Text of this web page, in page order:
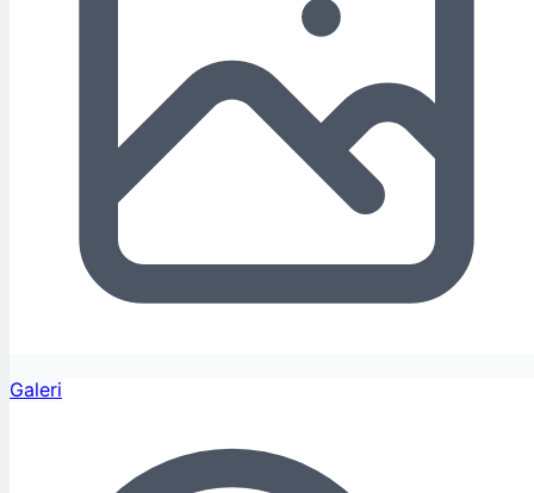
Galeri